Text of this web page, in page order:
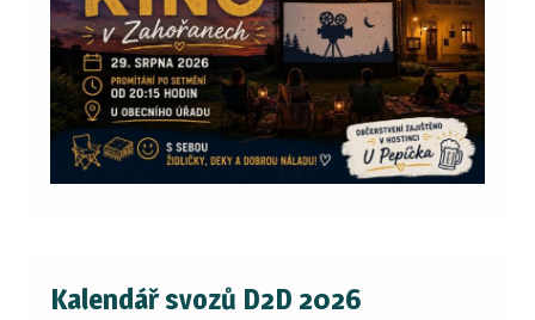
Kalendář svozů D2D 2026